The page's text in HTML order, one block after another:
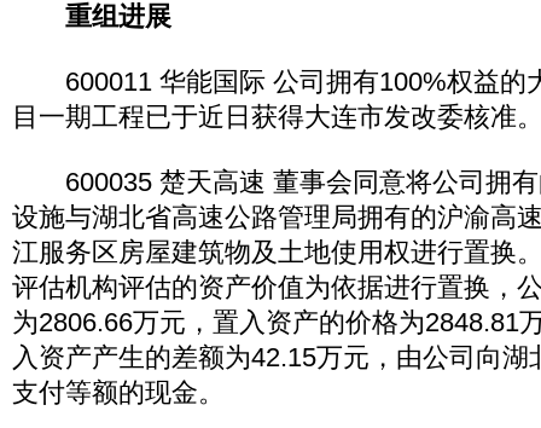
重组进展
600011 华能国际 公司拥有100%权益的
目一期工程已于近日获得大连市发改委核准
600035 楚天高速 董事会同意将公司拥有
设施与湖北省高速公路管理局拥有的沪渝高
江服务区房屋建筑物及土地使用权进行置换
评估机构评估的资产价值为依据进行置换，
为2806.66万元，置入资产的价格为2848.81
入资产产生的差额为42.15万元，由公司向
支付等额的现金。